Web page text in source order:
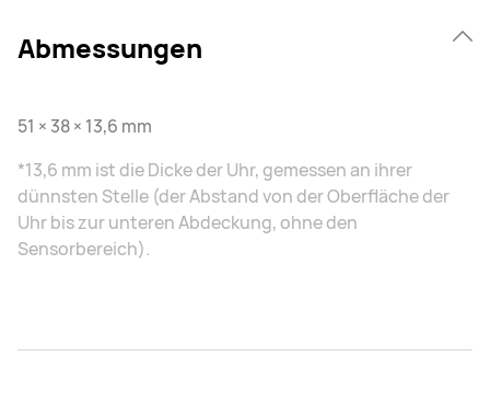
Abmessungen
51 × 38 × 13,6 mm
*13,6 mm ist die Dicke der Uhr, gemessen an ihrer
dünnsten Stelle (der Abstand von der Oberfläche der
Uhr bis zur unteren Abdeckung, ohne den
Sensorbereich).